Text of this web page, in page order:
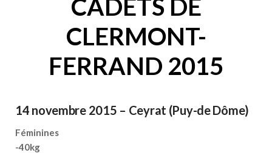
CADETS DE
CLERMONT-
FERRAND 2015
14 novembre 2015 – Ceyrat (Puy-de Dôme)
Féminines
-40kg